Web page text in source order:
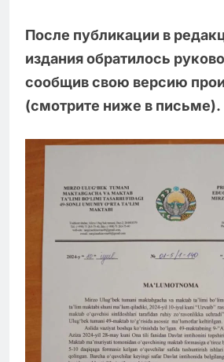
После публикации в
издания обратилось
сообщив свою версию
(смотрите ниже в письме).